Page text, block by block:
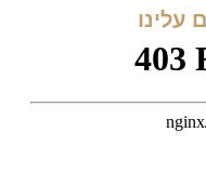
עלינו